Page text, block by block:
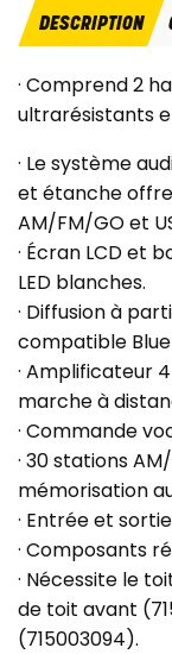
DESCRIPTION
· Comprend 2
ultrarésistants
· Le système
et étanche
AM/FM/GO et
· Écran LCD et
LED blanches.
· Diffusion à
compatible
· Amplificateur
marche à
· Commande
· 30 stations
mémorisation
· Entrée et
· Composants
· Nécessite le
de toit avant
(715003094).